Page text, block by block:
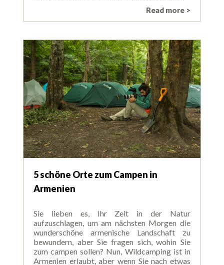
Read more >
5 schöne Orte zum Campen in
Armenien
Sie lieben es, Ihr Zelt in der Natur
aufzuschlagen, um am nächsten Morgen die
wunderschöne armenische Landschaft zu
bewundern, aber Sie fragen sich, wohin Sie
zum campen sollen? Nun, Wildcamping ist in
Armenien erlaubt, aber wenn Sie nach etwas